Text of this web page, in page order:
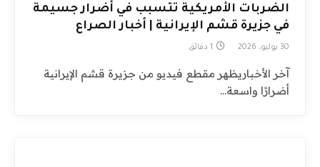
الضربات الأمريكية تتسبب في أضرار جسيمة
في جزيرة قشم الإيرانية | أخبار الصراع
30 يوليو، 2026 1 دقائق
آخر الأخباريظهر مقطع فيديو من جزيرة قشم الإيرانية
أضرارًا واسعة…